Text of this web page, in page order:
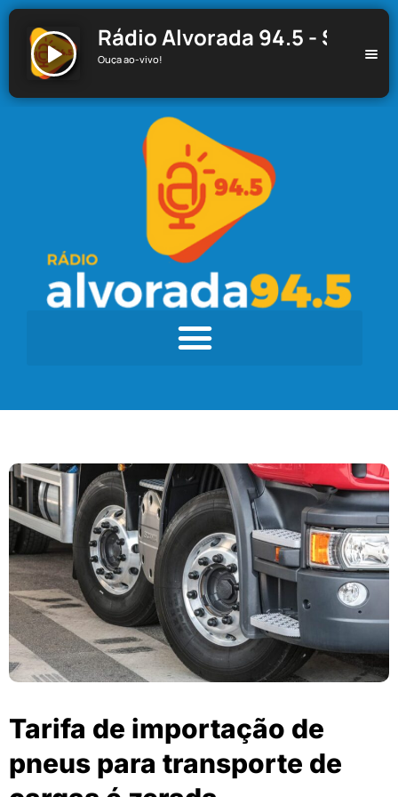
Rádio Alvorada 94.5 - Santa
Ouça ao-vivo!
Tarifa de importação de
pneus para transporte de